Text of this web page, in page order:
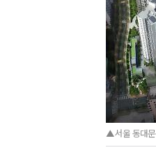
▲서울 동대문